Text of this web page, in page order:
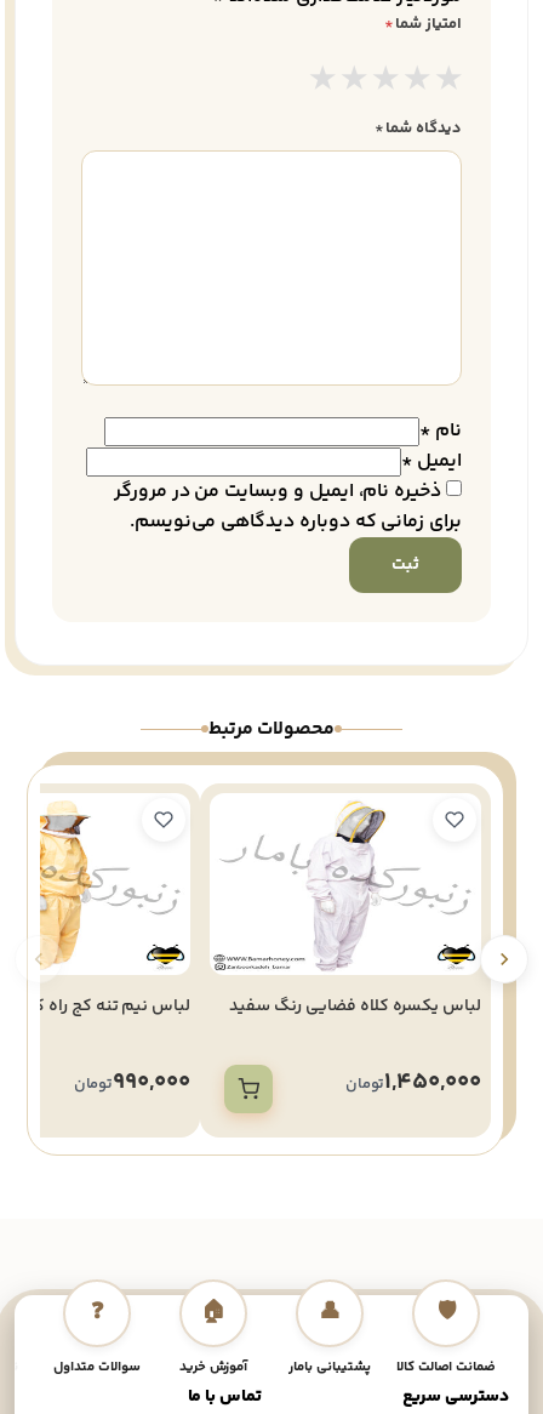
امتیاز شما*
دیدگاه شما*
نام *
ایمیل *
ذخیره نام، ایمیل و وبسایت من در مرورگر
برای زمانی که دوباره دیدگاهی می‌نویسم.
محصولات مرتبط
لباس یکسره کلاه فضایی رنگ سفید
1,450,000تومان
لباس نیم تنه کج راه کلاه گرد رنگ زرد
990,000تومان
🛡️
ضمانت اصالت کالا
👤
پشتیبانی بامار
🏠
آموزش خرید
❓
سوالات متداول
دسترسی سریع تماس با ما